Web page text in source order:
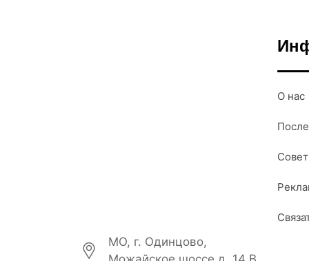
МО, г. Одинцово,
О нас